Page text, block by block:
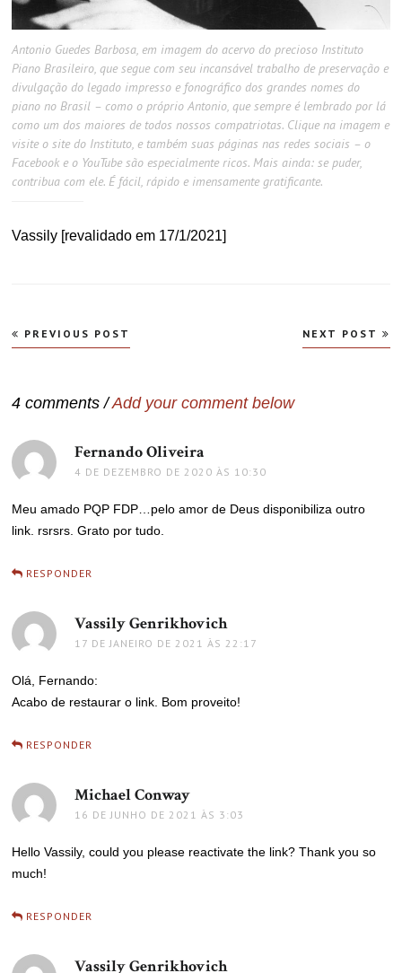
Antonio Guedes Barbosa, em imagem do acervo do precioso Instituto
Piano Brasileiro, que segue com seu incansável trabalho de preservação e
divulgação do legado impresso e fonográfico dos grandes nomes do
piano no Brasil – como o próprio Antonio, que sempre é lembrado por lá
como um dos maiores de todos nossos compatriotas. Clique na imagem e
visite o site do Instituto, e também suas páginas nas redes sociais – o
Facebook e o YouTube são especialmente ricos. Mais ainda: se puder,
contribua com ele. É fácil, rápido e imensamente gratificante.
Vassily [revalidado em 17/1/2021]
Navegação
de
PREVIOUS POST NEXT POST
4 comments /Add your comment below
Fernando Oliveira
4 DE DEZEMBRO DE 2020 ÀS 10:30
Meu amado PQP FDP…pelo amor de Deus disponibiliza outro
link. rsrsrs. Grato por tudo.
RESPONDER
Vassily Genrikhovichdisse:
17 DE JANEIRO DE 2021 ÀS 22:17
Olá, Fernando:
Acabo de restaurar o link. Bom proveito!
RESPONDER
Michael Conway
16 DE JUNHO DE 2021 ÀS 3:03
Hello Vassily, could you please reactivate the link? Thank you so
much!
RESPONDER
Vassily Genrikhovichdisse: